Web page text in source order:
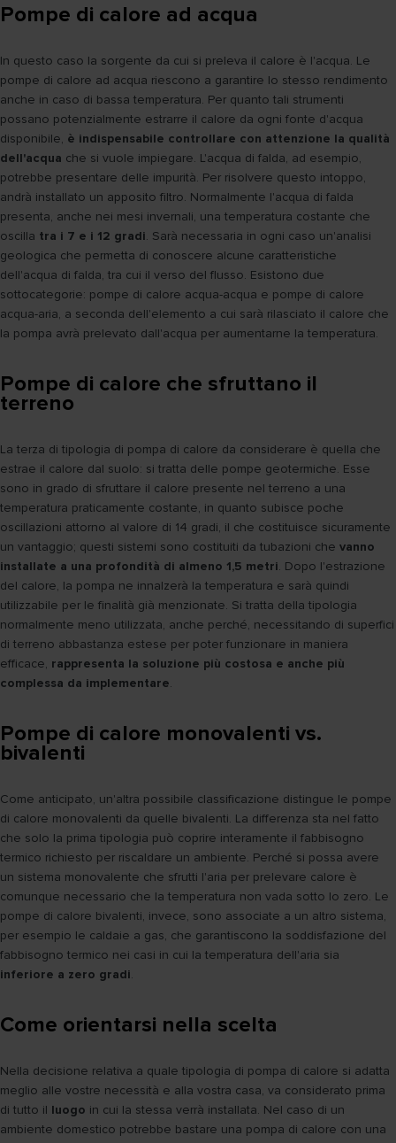
Pompe di calore ad acqua
In questo caso la sorgente da cui si preleva il calore è l'acqua. Le
pompe di calore ad acqua riescono a garantire lo stesso rendimento
anche in caso di bassa temperatura. Per quanto tali strumenti
possano potenzialmente estrarre il calore da ogni fonte d'acqua
disponibile, è indispensabile controllare con attenzione la qualità
dell'acqua che si vuole impiegare. L'acqua di falda, ad esempio,
potrebbe presentare delle impurità. Per risolvere questo intoppo,
andrà installato un apposito filtro. Normalmente l'acqua di falda
presenta, anche nei mesi invernali, una temperatura costante che
oscilla tra i 7 e i 12 gradi. Sarà necessaria in ogni caso un'analisi
geologica che permetta di conoscere alcune caratteristiche
dell'acqua di falda, tra cui il verso del flusso. Esistono due
sottocategorie: pompe di calore acqua-acqua e pompe di calore
acqua-aria, a seconda dell'elemento a cui sarà rilasciato il calore che
la pompa avrà prelevato dall'acqua per aumentarne la temperatura.
Pompe di calore che sfruttano il
terreno
La terza di tipologia di pompa di calore da considerare è quella che
estrae il calore dal suolo: si tratta delle pompe geotermiche. Esse
sono in grado di sfruttare il calore presente nel terreno a una
temperatura praticamente costante, in quanto subisce poche
oscillazioni attorno al valore di 14 gradi, il che costituisce sicuramente
un vantaggio; questi sistemi sono costituiti da tubazioni che vanno
installate a una profondità di almeno 1,5 metri. Dopo l'estrazione
del calore, la pompa ne innalzerà la temperatura e sarà quindi
utilizzabile per le finalità già menzionate. Si tratta della tipologia
normalmente meno utilizzata, anche perché, necessitando di superfici
di terreno abbastanza estese per poter funzionare in maniera
efficace, rappresenta la soluzione più costosa e anche più
complessa da implementare.
Pompe di calore monovalenti vs.
bivalenti
Come anticipato, un'altra possibile classificazione distingue le pompe
di calore monovalenti da quelle bivalenti. La differenza sta nel fatto
che solo la prima tipologia può coprire interamente il fabbisogno
termico richiesto per riscaldare un ambiente. Perché si possa avere
un sistema monovalente che sfrutti l'aria per prelevare calore è
comunque necessario che la temperatura non vada sotto lo zero. Le
pompe di calore bivalenti, invece, sono associate a un altro sistema,
per esempio le caldaie a gas, che garantiscono la soddisfazione del
fabbisogno termico nei casi in cui la temperatura dell'aria sia
inferiore a zero gradi.
Come orientarsi nella scelta
Nella decisione relativa a quale tipologia di pompa di calore si adatta
meglio alle vostre necessità e alla vostra casa, va considerato prima
di tutto il luogo in cui la stessa verrà installata. Nel caso di un
ambiente domestico potrebbe bastare una pompa di calore con una